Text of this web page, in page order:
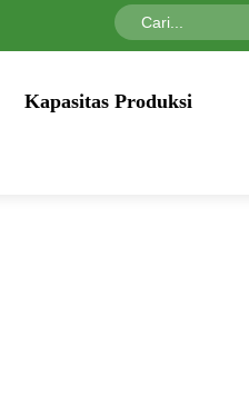
Kapasitas Produksi